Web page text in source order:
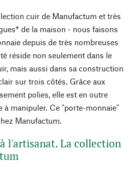
cuir de Manufactum et très
de la maison - nous faisons
depuis de très nombreuses
réside non seulement dans le
mais aussi dans sa construction
sur trois côtés. Grâce aux
polies, elle est en outre
à manipuler. Ce "porte-monnaie"
Manufactum.
l'artisanat. La collection